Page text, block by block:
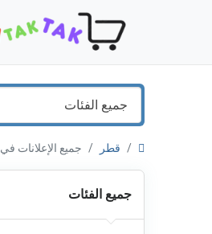
جميع الفئات
قطر جميع الإعلانات في 0 كم حول Al Wakrah
جميع الفئات